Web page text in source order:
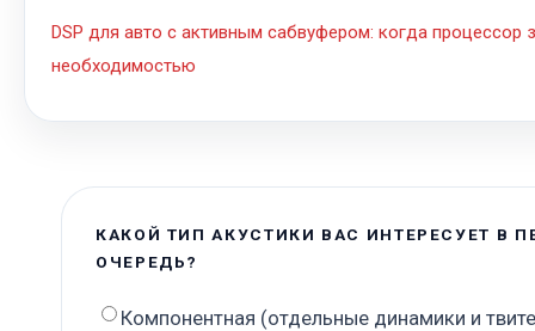
DSP для авто с активным сабвуфером: когда процессор
необходимостью
КАКОЙ ТИП АКУСТИКИ ВАС ИНТЕРЕСУЕТ В
ОЧЕРЕДЬ?
Компонентная (отдельные динамики и